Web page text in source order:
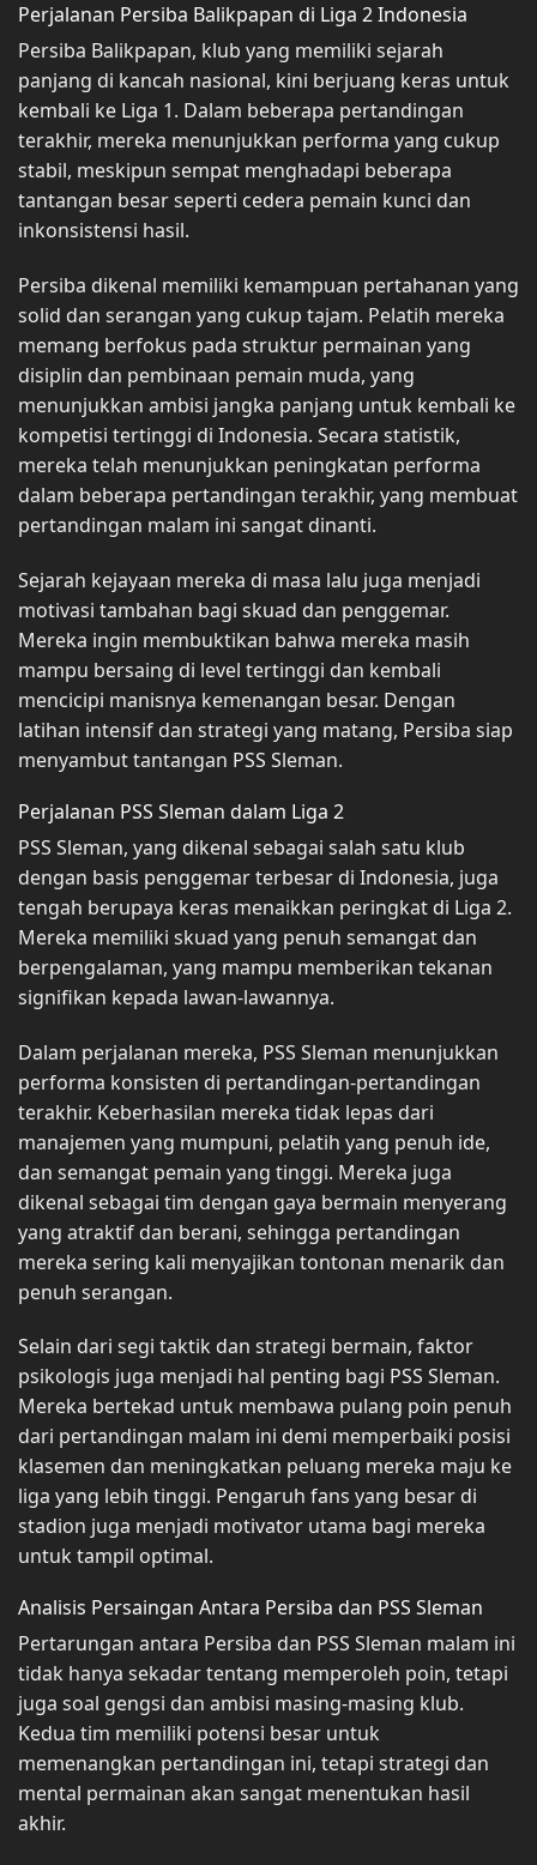
Perjalanan Persiba Balikpapan di Liga 2 Indonesia
Persiba Balikpapan, klub yang memiliki sejarah
panjang di kancah nasional, kini berjuang keras untuk
kembali ke Liga 1. Dalam beberapa pertandingan
terakhir, mereka menunjukkan performa yang cukup
stabil, meskipun sempat menghadapi beberapa
tantangan besar seperti cedera pemain kunci dan
inkonsistensi hasil.
Persiba dikenal memiliki kemampuan pertahanan yang
solid dan serangan yang cukup tajam. Pelatih mereka
memang berfokus pada struktur permainan yang
disiplin dan pembinaan pemain muda, yang
menunjukkan ambisi jangka panjang untuk kembali ke
kompetisi tertinggi di Indonesia. Secara statistik,
mereka telah menunjukkan peningkatan performa
dalam beberapa pertandingan terakhir, yang membuat
pertandingan malam ini sangat dinanti.
Sejarah kejayaan mereka di masa lalu juga menjadi
motivasi tambahan bagi skuad dan penggemar.
Mereka ingin membuktikan bahwa mereka masih
mampu bersaing di level tertinggi dan kembali
mencicipi manisnya kemenangan besar. Dengan
latihan intensif dan strategi yang matang, Persiba siap
menyambut tantangan PSS Sleman.
Perjalanan PSS Sleman dalam Liga 2
PSS Sleman, yang dikenal sebagai salah satu klub
dengan basis penggemar terbesar di Indonesia, juga
tengah berupaya keras menaikkan peringkat di Liga 2.
Mereka memiliki skuad yang penuh semangat dan
berpengalaman, yang mampu memberikan tekanan
signifikan kepada lawan-lawannya.
Dalam perjalanan mereka, PSS Sleman menunjukkan
performa konsisten di pertandingan-pertandingan
terakhir. Keberhasilan mereka tidak lepas dari
manajemen yang mumpuni, pelatih yang penuh ide,
dan semangat pemain yang tinggi. Mereka juga
dikenal sebagai tim dengan gaya bermain menyerang
yang atraktif dan berani, sehingga pertandingan
mereka sering kali menyajikan tontonan menarik dan
penuh serangan.
Selain dari segi taktik dan strategi bermain, faktor
psikologis juga menjadi hal penting bagi PSS Sleman.
Mereka bertekad untuk membawa pulang poin penuh
dari pertandingan malam ini demi memperbaiki posisi
klasemen dan meningkatkan peluang mereka maju ke
liga yang lebih tinggi. Pengaruh fans yang besar di
stadion juga menjadi motivator utama bagi mereka
untuk tampil optimal.
Analisis Persaingan Antara Persiba dan PSS Sleman
Pertarungan antara Persiba dan PSS Sleman malam ini
tidak hanya sekadar tentang memperoleh poin, tetapi
juga soal gengsi dan ambisi masing-masing klub.
Kedua tim memiliki potensi besar untuk
memenangkan pertandingan ini, tetapi strategi dan
mental permainan akan sangat menentukan hasil
akhir.